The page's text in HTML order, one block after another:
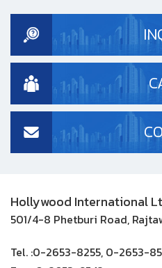
Hollywood International
501/4-8 Phetburi Road,
Tel. :0-2653-8255, 0-2653-